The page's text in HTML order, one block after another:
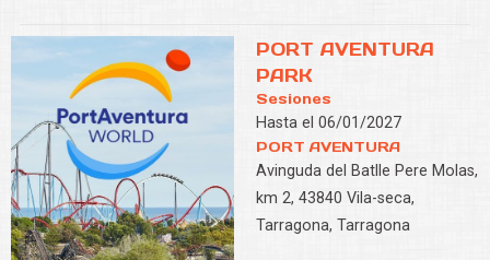
PORT AVENTURA
PARK
Sesiones
Hasta el 06/01/2027
PORT AVENTURA
Avinguda del Batlle Pere Molas,
km 2, 43840 Vila-seca,
Tarragona, Tarragona